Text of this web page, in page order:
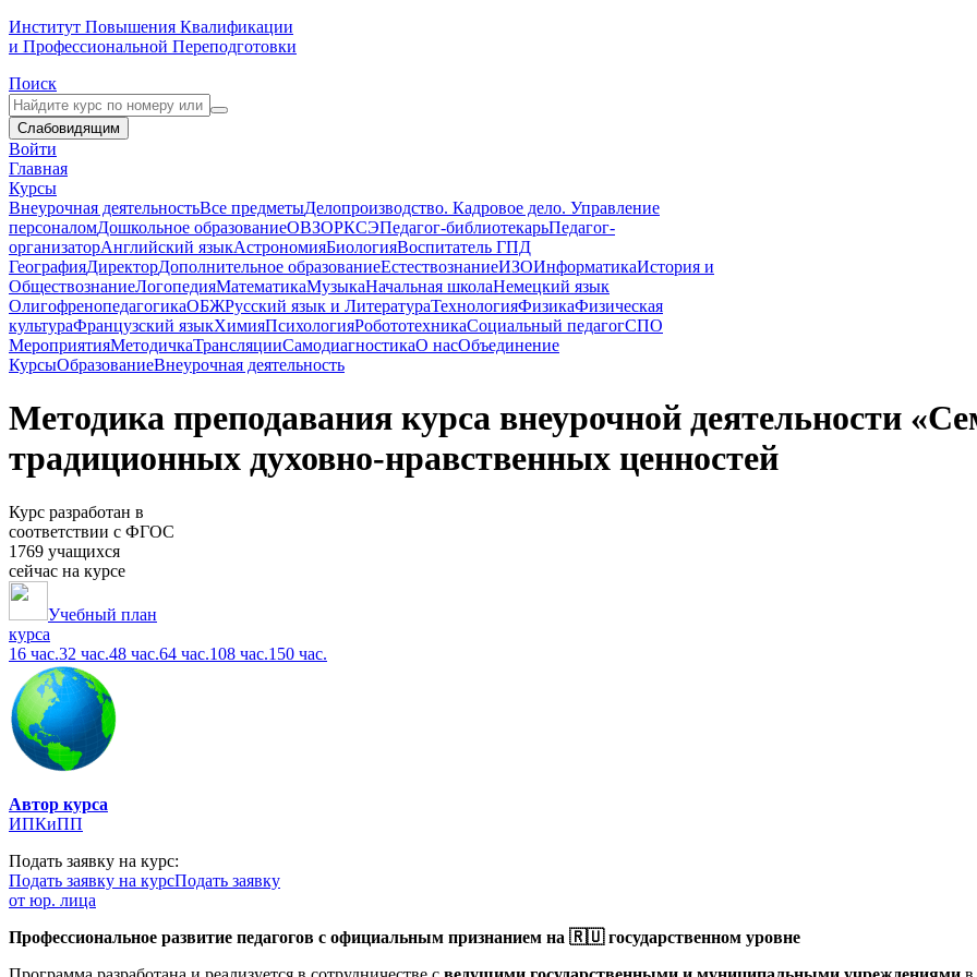
Институт Повышения Квалификации
и Профессиональной Переподготовки
Поиск
Слабовидящим
Войти
Главная
Курсы
Внеурочная деятельностьВсе предметыДелопроизводство. Кадровое дело. Управление
персоналомДошкольное образованиеОВЗОРКСЭПедагог-библиотекарьПедагог-
организаторАнглийский языкАстрономияБиологияВоспитатель ГПД
ГеографияДиректорДополнительное образованиеЕстествознаниеИЗОИнформатикаИстория и
ОбществознаниеЛогопедияМатематикаМузыкаНачальная школаНемецкий язык
ОлигофренопедагогикаОБЖРусский язык и ЛитератураТехнологияФизикаФизическая
культураФранцузский языкХимияПсихологияРобототехникаСоциальный педагогСПО
МероприятияМетодичкаТрансляцииСамодиагностикаО насОбъединение
КурсыОбразованиеВнеурочная деятельность
Методика преподавания курса внеурочной деятельности
традиционных духовно-нравственных ценностей
Курс разработан в
соответствии с ФГОС
1769 учащихся
сейчас на курсе
Учебный план
курса
16 час.32 час.48 час.64 час.108 час.150 час.
Автор курса
ИПКиПП
Подать заявку на курс:
Подать заявку на курсПодать заявку
от юр. лица
Профессиональное развитие педагогов с официальным признанием на 🇷🇺 государственном уровне